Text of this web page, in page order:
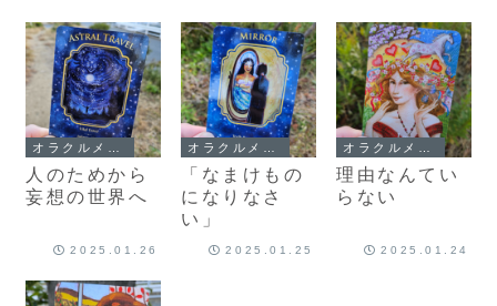
人のためから
妄想の世界へ
2025.01.26
「なまけもの
になりなさ
い」
2025.01.25
理由なんてい
らない
2025.01.24